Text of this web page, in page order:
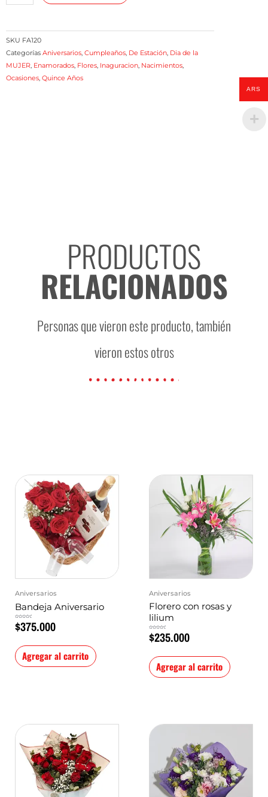
estacion
cantidad
SKU FA120
Categorías Aniversarios, Cumpleaños, De Estación, Dia de la
MUJER, Enamorados, Flores, Inaguracion, Nacimientos,
Ocasiones, Quince Años
PRODUCTOS
RELACIONADOS
Personas que vieron este producto, también
vieron estos otros
Aniversarios
Bandeja Aniversario
en
0
de
$375.000
Agregar al carrito
Aniversarios
Florero con rosas y
lilium
en
0
de
$235.000
Agregar al carrito
ARS